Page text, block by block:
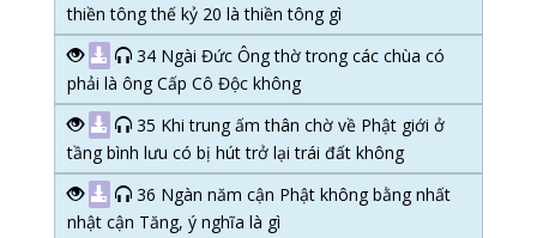
thiền tông thế kỷ 20 là thiền tông gì
34 Ngài Đức Ông thờ trong các chùa có
phải là ông Cấp Cô Độc không
35 Khi trung ấm thân chờ về Phật giới ở
tầng bình lưu có bị hút trở lại trái đất không
36 Ngàn năm cận Phật không bằng nhất
nhật cận Tăng, ý nghĩa là gì